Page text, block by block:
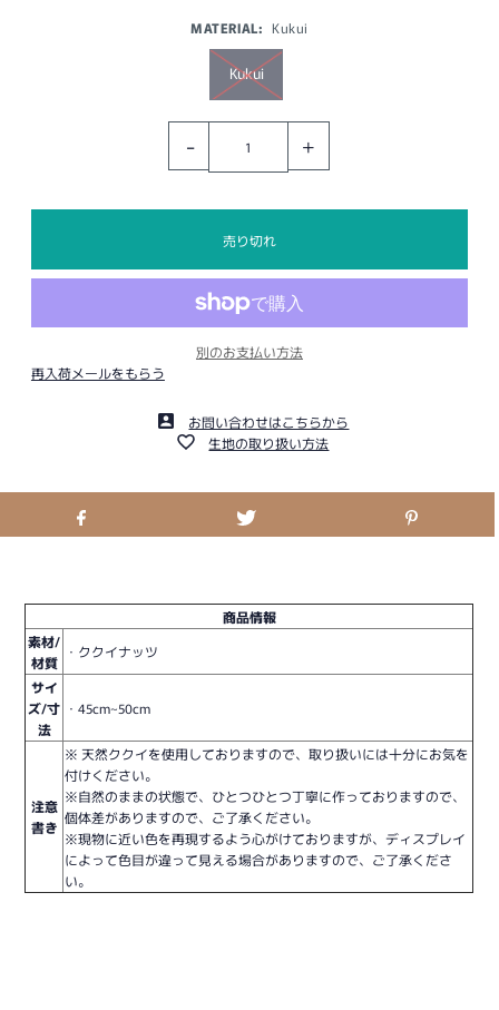
MATERIAL: Kukui
Kukui
- +
別のお支払い方法
再入荷メールをもらう
お問い合わせはこちらから
生地の取り扱い方法
商品情報
素材/
材質
・ククイナッツ
サイ
ズ/寸
法
・45cm~50cm
注意
書き
※ 天然ククイを使用しておりますので、取り扱いには十分にお気を
付けください。
※自然のままの状態で、ひとつひとつ丁寧に作っておりますので、
個体差がありますので、ご了承ください。
※現物に近い色を再現するよう心がけておりますが、ディスプレイ
によって色目が違って見える場合がありますので、ご了承くださ
い。